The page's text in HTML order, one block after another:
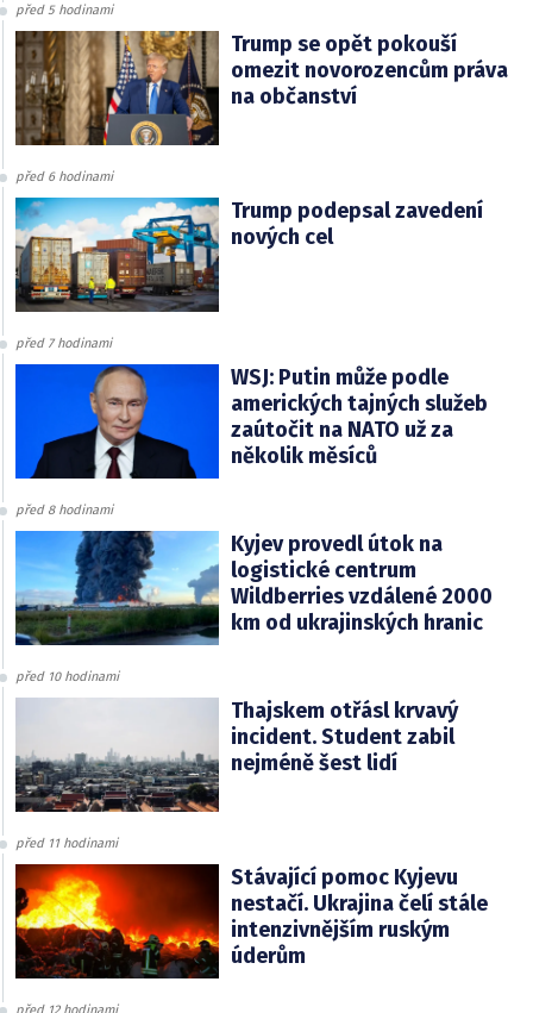
před 5 hodinami
Trump se opět pokouší
omezit novorozencům práva
na občanství
před 6 hodinami
Trump podepsal zavedení
nových cel
před 7 hodinami
WSJ: Putin může podle
amerických tajných služeb
zaútočit na NATO už za
několik měsíců
před 8 hodinami
Kyjev provedl útok na
logistické centrum
Wildberries vzdálené 2000
km od ukrajinských hranic
před 10 hodinami
Thajskem otřásl krvavý
incident. Student zabil
nejméně šest lidí
před 11 hodinami
Stávající pomoc Kyjevu
nestačí. Ukrajina čelí stále
intenzivnějším ruským
úderům